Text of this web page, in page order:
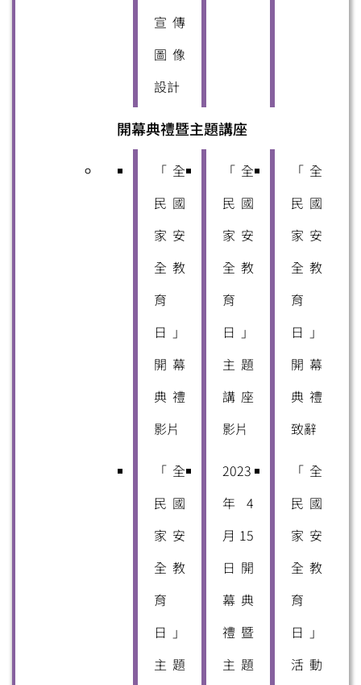
宣傳
圖像
設計
開幕典禮暨主題講座
「全
民國
家安
全教
育
日」
開幕
典禮
影片
「全
民國
家安
全教
育
日」
主題
講座
影片
「全
民國
家安
全教
育
日」
開幕
典禮
致辭
「全
民國
家安
全教
育
日」
主題
2023
年4
月15
日開
幕典
禮暨
主題
「全
民國
家安
全教
育
日」
活動